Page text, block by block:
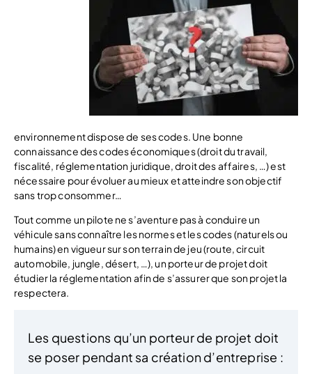
environnement dispose de ses codes. Une bonne
connaissance des codes économiques (droit du travail,
fiscalité, réglementation juridique, droit des affaires, …) est
nécessaire pour évoluer au mieux et atteindre son objectif
sans trop consommer…
Tout comme un pilote ne s’aventure pas à conduire un
véhicule sans connaître les normes et les codes (naturels ou
humains) en vigueur sur son terrain de jeu (route, circuit
automobile, jungle, désert, …), un porteur de projet doit
étudier la réglementation afin de s’assurer que son projet la
respectera.
Les questions qu’un porteur de projet doit
se poser pendant sa création d’entreprise :